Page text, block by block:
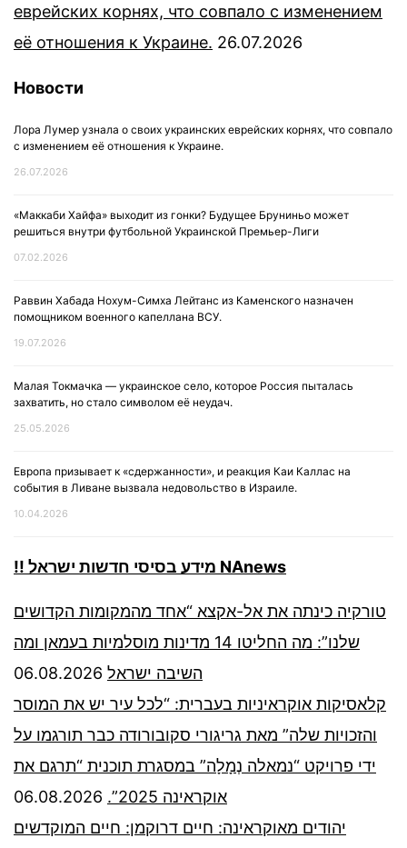
еврейских корнях, что совпало с изменением
её отношения к Украине. 26.07.2026
Новости
Лора Лумер узнала о своих украинских еврейских корнях, что совпало
с изменением её отношения к Украине.
26.07.2026
«Маккаби Хайфа» выходит из гонки? Будущее Бруниньо может
решиться внутри футбольной Украинской Премьер-Лиги
07.02.2026
Раввин Хабада Нохум-Симха Лейтанс из Каменского назначен
помощником военного капеллана ВСУ.
19.07.2026
Малая Токмачка — украинское село, которое Россия пыталась
захватить, но стало символом её неудач.
25.05.2026
Европа призывает к «сдержанности», и реакция Каи Каллас на
события в Ливане вызвала недовольство в Израиле.
10.04.2026
!! מידע בסיסי חדשות ישראל NAnews
טורקיה כינתה את אל-אקצא “אחד מהמקומות הקדושים
שלנו”: מה החליטו 14 מדינות מוסלמיות בעמאן ומה
השיבה ישראל 06.08.2026
קלאסיקות אוקראיניות בעברית: “לכל עיר יש את המוסר
והזכויות שלה” מאת גריגורי סקובורודה כבר תורגמו על
ידי פרויקט “נמאלה נְמָלָה” במסגרת תוכנית “תרגם את
אוקראינה 2025”.
06.08.2026
יהודים מאוקראינה: חיים דרוקמן: חיים המוקדשים